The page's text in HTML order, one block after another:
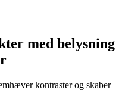
med belysning
kontraster og skaber